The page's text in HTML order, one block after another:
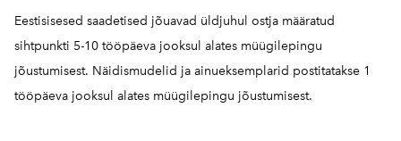
Eestisisesed saadetised jõuavad üldjuhul ostja määratud
sihtpunkti 5-10 tööpäeva jooksul alates müügilepingu
jõustumisest. Näidismudelid ja ainueksemplarid postitatakse 1
tööpäeva jooksul alates müügilepingu jõustumisest.